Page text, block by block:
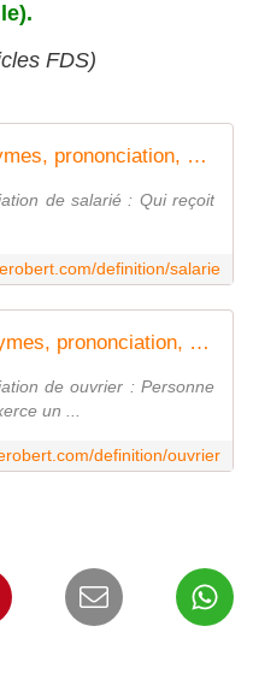
FDS)
salarié - Définitions, synonymes, prononciation, exemples | Dico en ligne Le Robert
de salarié : Qui reçoit
definition/salarie
ouvrier - Définitions, synonymes, prononciation, exemples | Dico en ligne Le Robert
de ouvrier : Personne
un ...
definition/ouvrier